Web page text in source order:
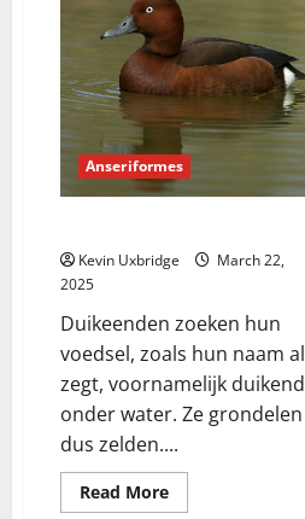
Anseriformes
Kevin Uxbridge
March 22,
2025
Duikeenden zoeken hun
voedsel, zoals hun naam al
zegt, voornamelijk duikend
onder water. Ze grondelen
dus zelden....
Read MoreRead
more